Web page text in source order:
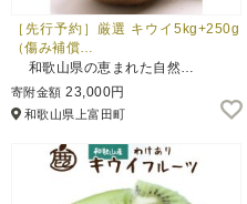
［先行予約］厳選 キウイ5kg+250g
（傷み補償…
和歌山県の恵まれた自然…
寄附金額 23,000円
和歌山県上富田町